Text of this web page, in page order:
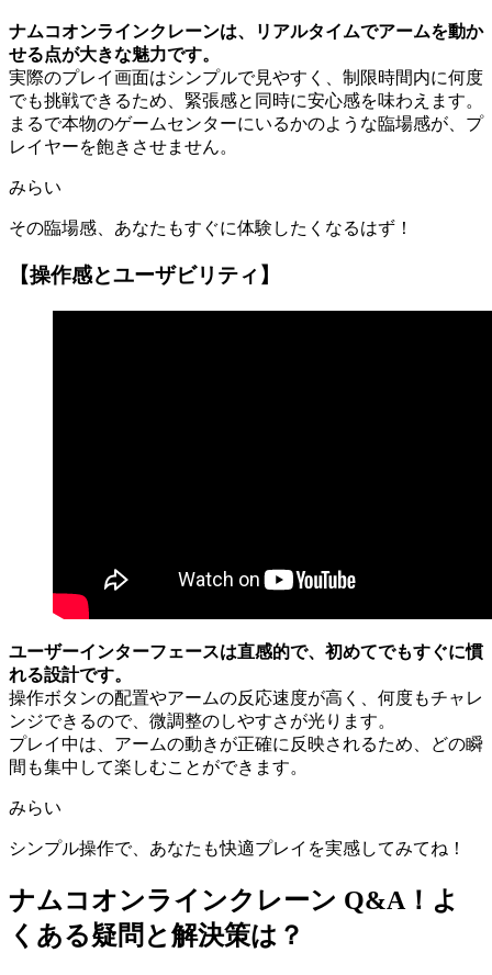
ナムコオンラインクレーンは、リアルタイムでアームを動か
せる点が大きな魅力です。
実際のプレイ画面はシンプルで見やすく、制限時間内に何度
でも挑戦できるため、緊張感と同時に安心感を味わえます。
まるで本物のゲームセンターにいるかのような臨場感が、プ
レイヤーを飽きさせません。
みらい
その臨場感、あなたもすぐに体験したくなるはず！
【操作感とユーザビリティ】
ユーザーインターフェースは直感的で、初めてでもすぐに慣
れる設計です。
操作ボタンの配置やアームの反応速度が高く、何度もチャレ
ンジできるので、微調整のしやすさが光ります。
プレイ中は、アームの動きが正確に反映されるため、どの瞬
間も集中して楽しむことができます。
みらい
シンプル操作で、あなたも快適プレイを実感してみてね！
ナムコオンラインクレーン Q&A！よ
くある疑問と解決策は？